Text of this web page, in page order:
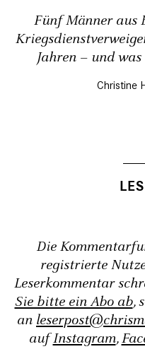
Fünf Männer aus
Jahren – und
Christine
Die
registrierte
Leserkommentar
Sie bitte ein Abo ab,
an
aufInstagram,